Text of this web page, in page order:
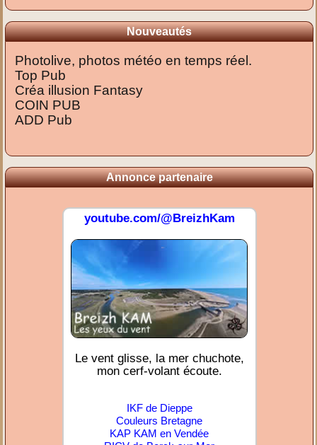
Nouveautés
Photolive, photos météo en temps réel.
Top Pub
Créa illusion Fantasy
COIN PUB
ADD Pub
Annonce partenaire
youtube.com/@BreizhKam
Le vent glisse, la mer chuchote,
mon cerf-volant écoute.
IKF de Dieppe
Couleurs Bretagne
KAP KAM en Vendée